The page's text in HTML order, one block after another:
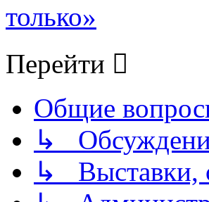
только»
Перейти
Общие
↳
↳ Выставки,